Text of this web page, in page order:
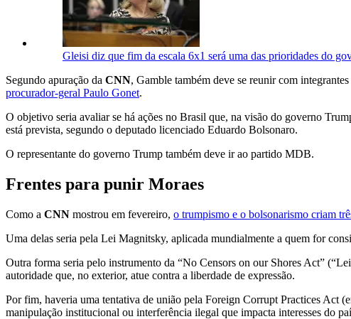
Gleisi diz que fim da escala 6x1 será uma das prioridades do
Segundo apuração da CNN, Gamble também deve se reunir com
procurador-geral Paulo Gonet.
O objetivo seria avaliar se há ações no Brasil que, na visão do governo
está prevista, segundo o deputado licenciado Eduardo Bolsonaro.
O representante do governo Trump também deve ir ao partido MDB.
Frentes para punir Moraes
Como a CNN mostrou em fevereiro, o trumpismo e o bolsonarismo criam
Uma delas seria pela Lei Magnitsky, aplicada mundialmente a quem for
Outra forma seria pelo instrumento da “No Censors on our Shores Act”
autoridade que, no exterior, atue contra a liberdade de expressão.
Por fim, haveria uma tentativa de união pela Foreign Corrupt Practices Act
manipulação institucional ou interferência ilegal que impacta interesses do